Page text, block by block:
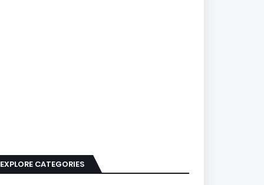
EXPLORE CATEGORIES